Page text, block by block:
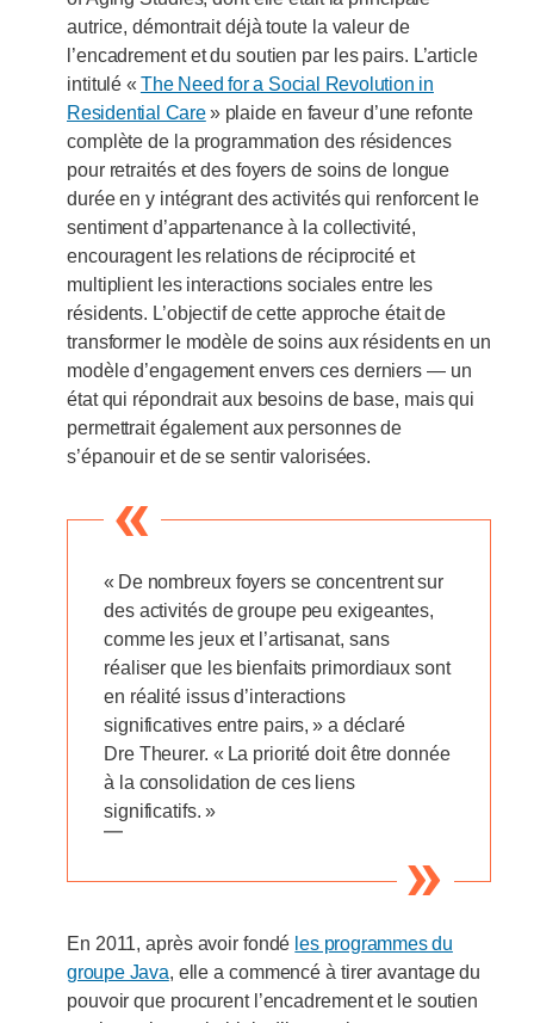
autrice, démontrait déjà toute la valeur de
l’encadrement et du soutien par les pairs. L’article
intitulé « The Need for a Social Revolution in
Residential Care» plaide en faveur d’une refonte
complète de la programmation des résidences
pour retraités et des foyers de soins de longue
durée en y intégrant des activités qui renforcent le
sentiment d’appartenance à la collectivité,
encouragent les relations de réciprocité et
multiplient les interactions sociales entre les
résidents. L’objectif de cette approche était de
transformer le modèle de soins aux résidents en un
modèle d’engagement envers ces derniers — un
état qui répondrait aux besoins de base, mais qui
permettrait également aux personnes de
s’épanouir et de se sentir valorisées.
« De nombreux foyers se concentrent sur
des activités de groupe peu exigeantes,
comme les jeux et l’artisanat, sans
réaliser que les bienfaits primordiaux sont
en réalité issus d’interactions
significatives entre pairs, » a déclaré
Dre Theurer. « La priorité doit être donnée
à la consolidation de ces liens
significatifs. »
—
En 2011, après avoir fondé les programmes du
groupe Java, elle a commencé à tirer avantage du
pouvoir que procurent l’encadrement et le soutien